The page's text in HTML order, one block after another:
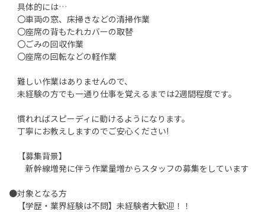
具体的には…
〇車両の窓、床掃きなどの清掃作業
〇座席の背もたれカバーの取替
〇ごみの回収作業
〇座席の回転などの軽作業
難しい作業はありませんので、
未経験の方でも一通り仕事を覚えるまでは2週間程度です。
慣れればスピーディに動けるようになります。
丁寧にお教えしますのでご安心ください!
【募集背景】
新幹線増発に伴う作業量増からスタッフの募集をしています
●対象となる方
【学歴・業界経験は不問】未経験者大歓迎！！